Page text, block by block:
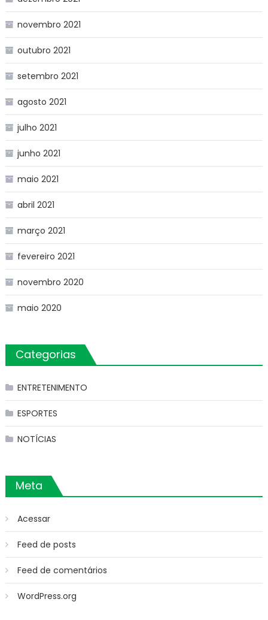
novembro 2021
outubro 2021
setembro 2021
agosto 2021
julho 2021
junho 2021
maio 2021
abril 2021
março 2021
fevereiro 2021
novembro 2020
maio 2020
Categorias
ENTRETENIMENTO
ESPORTES
NOTÍCIAS
Meta
Acessar
Feed de posts
Feed de comentários
WordPress.org